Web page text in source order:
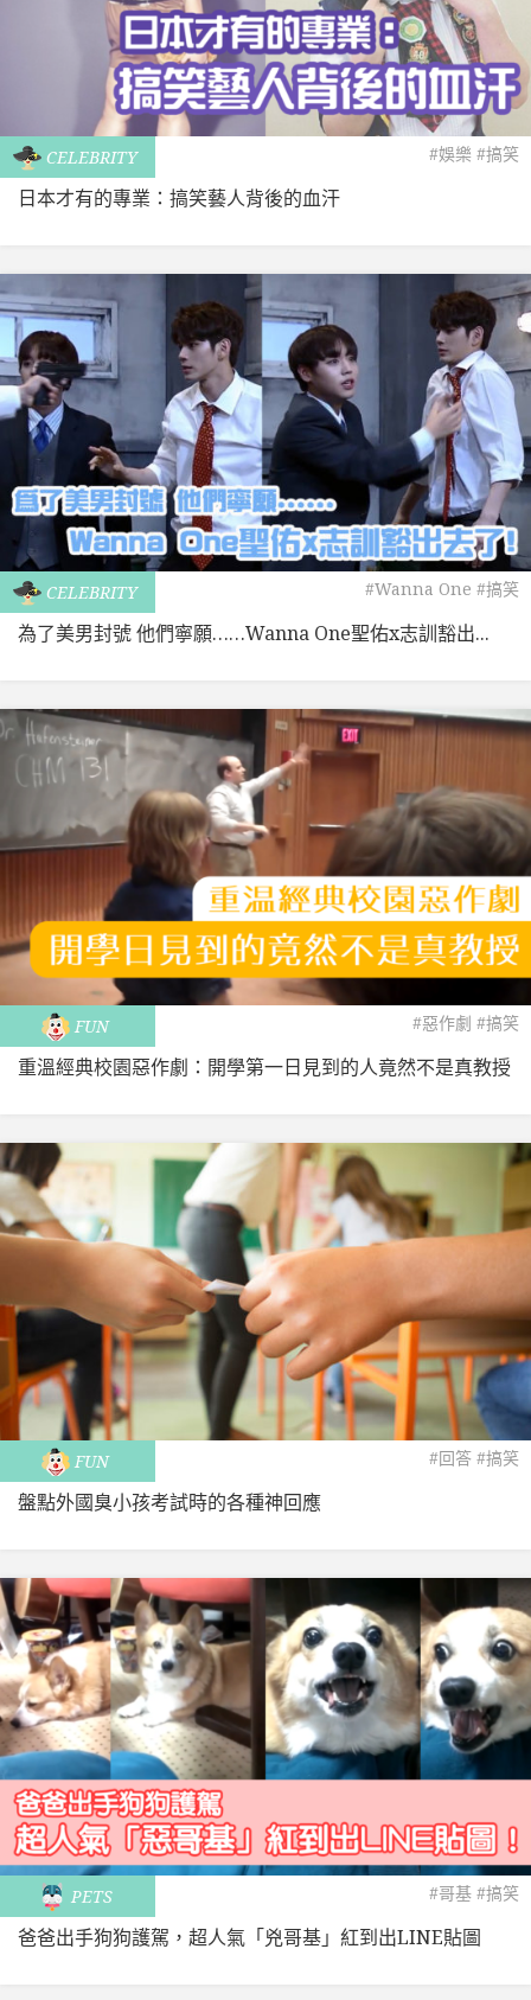
CELEBRITY #娛樂 #搞笑
日本才有的專業：搞笑藝人背後的血汗
CELEBRITY #Wanna One #搞笑
為了美男封號 他們寧願……Wanna One聖佑x志訓豁出...
FUN #惡作劇 #搞笑
重溫經典校園惡作劇：開學第一日見到的人竟然不是真教授
FUN #回答 #搞笑
盤點外國臭小孩考試時的各種神回應
PETS #哥基 #搞笑
爸爸出手狗狗護駕，超人氣「兇哥基」紅到出LINE貼圖